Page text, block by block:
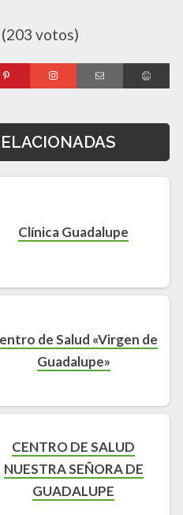
votos)
Clínica Guadalupe
de Salud «Virgen de
Guadalupe»
CENTRO DE SALUD
NUESTRA SEÑORA DE
GUADALUPE